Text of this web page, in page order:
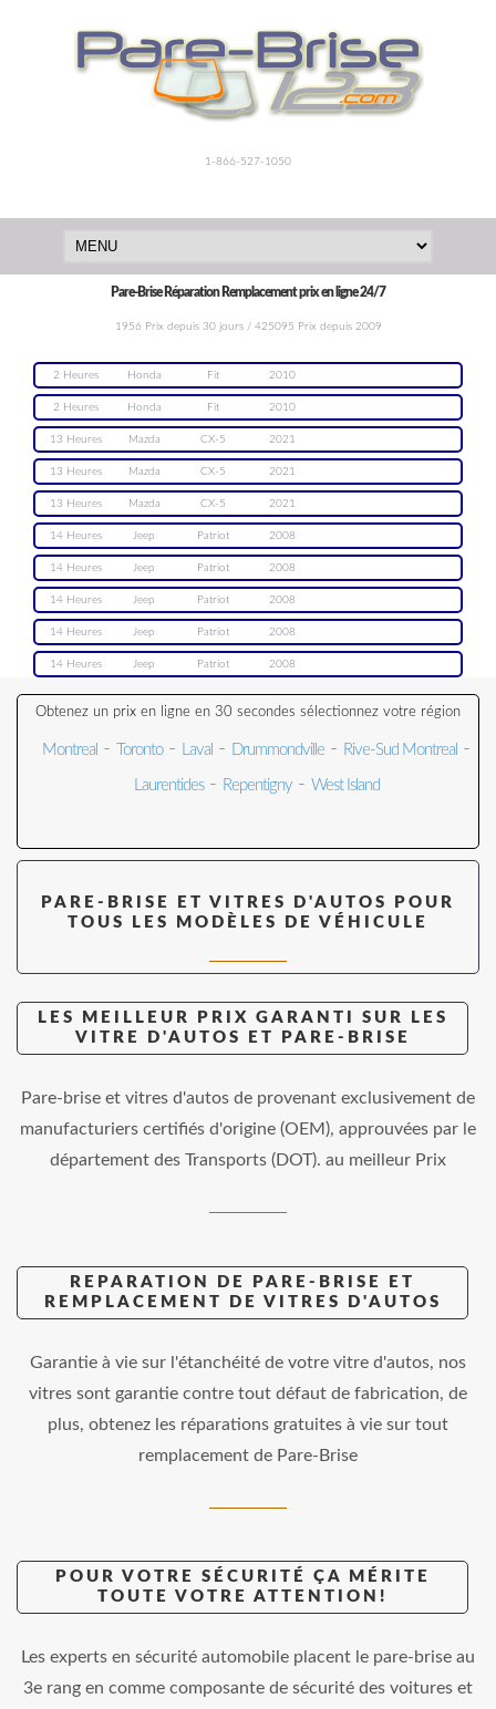
1-866-527-1050
Pare-Brise Réparation Remplacement prix en ligne 24/7
1956 Prix depuis 30 jours / 425095 Prix depuis 2009
2 Heures Honda Fit 2010
2 Heures Honda Fit 2010
13 Heures Mazda CX-5 2021
13 Heures Mazda CX-5 2021
13 Heures Mazda CX-5 2021
14 Heures Jeep Patriot 2008
14 Heures Jeep Patriot 2008
14 Heures Jeep Patriot 2008
14 Heures Jeep Patriot 2008
14 Heures Jeep Patriot 2008
Obtenez un prix en ligne en 30 secondes sélectionnez votre région
Montreal - Toronto- Laval - Drummondville - Rive-Sud Montreal -
Laurentides- Repentigny- West Island
PARE-BRISE ET VITRES D'AUTOS POUR
TOUS LES MODÈLES DE VÉHICULE
LES MEILLEUR PRIX GARANTI SUR LES
VITRE D'AUTOS ET PARE-BRISE
Pare-brise et vitres d'autos de provenant exclusivement de
manufacturiers certifiés d'origine (OEM), approuvées par le
département des Transports (DOT). au meilleur Prix
REPARATION DE PARE-BRISE ET
REMPLACEMENT DE VITRES D'AUTOS
Garantie à vie sur l'étanchéité de votre vitre d'autos, nos
vitres sont garantie contre tout défaut de fabrication, de
plus, obtenez les réparations gratuites à vie sur tout
remplacement de Pare-Brise
POUR VOTRE SÉCURITÉ ÇA MÉRITE
TOUTE VOTRE ATTENTION!
Les experts en sécurité automobile placent le pare-brise au
3e rang en comme composante de sécurité des voitures et